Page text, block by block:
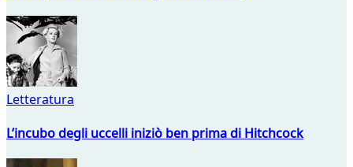
Letteratura
L’incubo degli uccelli iniziò ben prima di Hitchcock